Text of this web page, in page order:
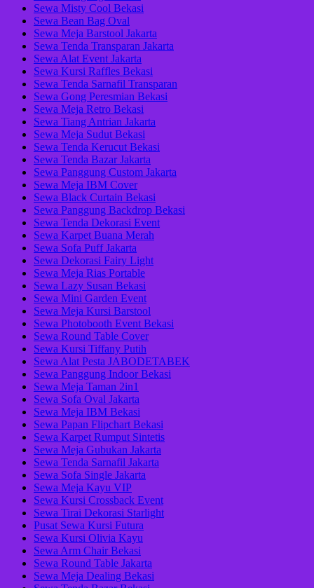
Sewa Misty Cool Bekasi
Sewa Bean Bag Oval
Sewa Meja Barstool Jakarta
Sewa Tenda Transparan Jakarta
Sewa Alat Event Jakarta
Sewa Kursi Raffles Bekasi
Sewa Tenda Sarnafil Transparan
Sewa Gong Peresmian Bekasi
Sewa Meja Retro Bekasi
Sewa Tiang Antrian Jakarta
Sewa Meja Sudut Bekasi
Sewa Tenda Kerucut Bekasi
Sewa Tenda Bazar Jakarta
Sewa Panggung Custom Jakarta
Sewa Meja IBM Cover
Sewa Black Curtain Bekasi
Sewa Panggung Backdrop Bekasi
Sewa Tenda Dekorasi Event
Sewa Karpet Buana Merah
Sewa Sofa Puff Jakarta
Sewa Dekorasi Fairy Light
Sewa Meja Rias Portable
Sewa Lazy Susan Bekasi
Sewa Mini Garden Event
Sewa Meja Kursi Barstool
Sewa Photobooth Event Bekasi
Sewa Round Table Cover
Sewa Kursi Tiffany Putih
Sewa Alat Pesta JABODETABEK
Sewa Panggung Indoor Bekasi
Sewa Meja Taman 2in1
Sewa Sofa Oval Jakarta
Sewa Meja IBM Bekasi
Sewa Papan Flipchart Bekasi
Sewa Karpet Rumput Sintetis
Sewa Meja Gubukan Jakarta
Sewa Tenda Sarnafil Jakarta
Sewa Sofa Single Jakarta
Sewa Meja Kayu VIP
Sewa Kursi Crossback Event
Sewa Tirai Dekorasi Starlight
Pusat Sewa Kursi Futura
Sewa Kursi Olivia Kayu
Sewa Arm Chair Bekasi
Sewa Round Table Jakarta
Sewa Meja Dealing Bekasi